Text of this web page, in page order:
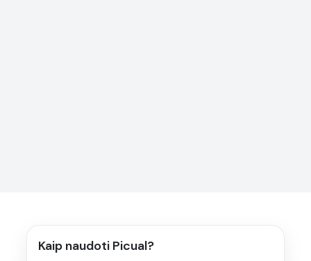
Alyvuogių aliejus (Picual)
Kaip naudoti Picual?